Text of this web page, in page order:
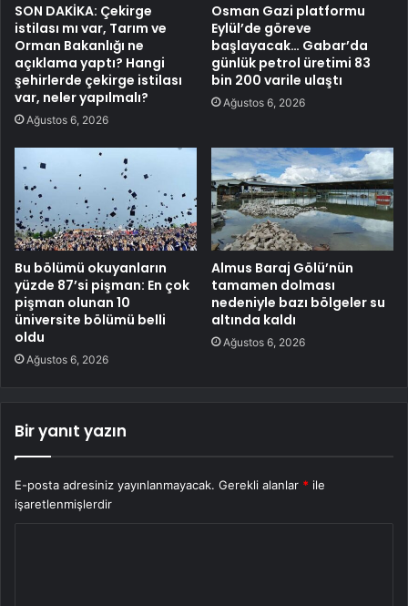
SON DAKİKA: Çekirge
istilası mı var, Tarım ve
Orman Bakanlığı ne
açıklama yaptı? Hangi
şehirlerde çekirge istilası
var, neler yapılmalı?
Ağustos 6, 2026
Osman Gazi platformu
Eylül’de göreve
başlayacak… Gabar’da
günlük petrol üretimi 83
bin 200 varile ulaştı
Ağustos 6, 2026
Bu bölümü okuyanların
yüzde 87’si pişman: En çok
pişman olunan 10
üniversite bölümü belli
oldu
Ağustos 6, 2026
Almus Baraj Gölü’nün
tamamen dolması
nedeniyle bazı bölgeler su
altında kaldı
Ağustos 6, 2026
Bir yanıt yazın
E-posta adresiniz yayınlanmayacak. Gerekli alanlar * ile
işaretlenmişlerdir